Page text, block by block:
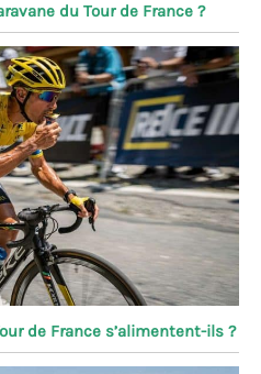
du Tour de France ?
de France s’alimentent-ils ?